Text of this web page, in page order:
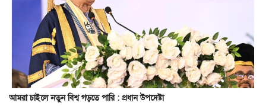
আমরা চাইলে নতুন বিশ্ব গড়তে পারি : প্রধান উপদেষ্টা